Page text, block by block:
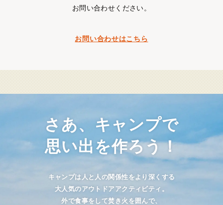
お問い合わせください。
お問い合わせはこちら
さあ、キャンプで
思い出を作ろう！
キャンプは人と人の関係性をより深くする
大人気のアウトドアアクティビティ。
外で食事をして焚き火を囲んで、